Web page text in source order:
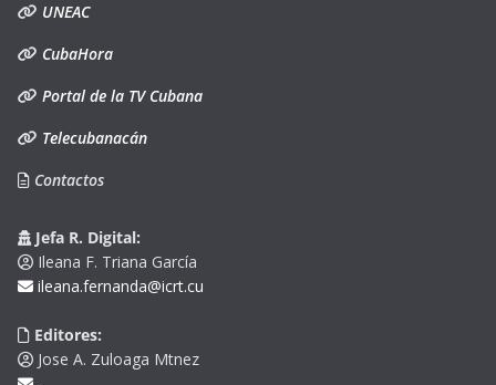
UNEAC
CubaHora
Portal de la TV Cubana
Telecubanacán
Contactos
Jefa R. Digital:
Ileana F. Triana García
ileana.fernanda@icrt.cu
Editores:
Jose A. Zuloaga Mtnez